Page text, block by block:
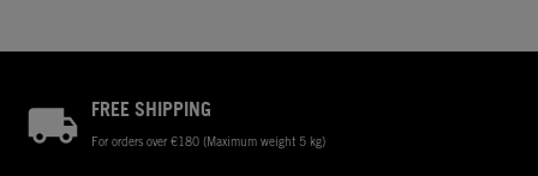
FREE SHIPPING
For orders over €180 (Maximum weight 5 kg)